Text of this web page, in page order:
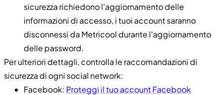
sicurezza richiedono l'aggiornamento delle
informazioni di accesso, i tuoi account saranno
disconnessi da Metricool durante l'aggiornamento
delle password.
Per ulteriori dettagli, controlla le raccomandazioni di
sicurezza di ogni social network:
Facebook: Proteggi il tuo account Facebook